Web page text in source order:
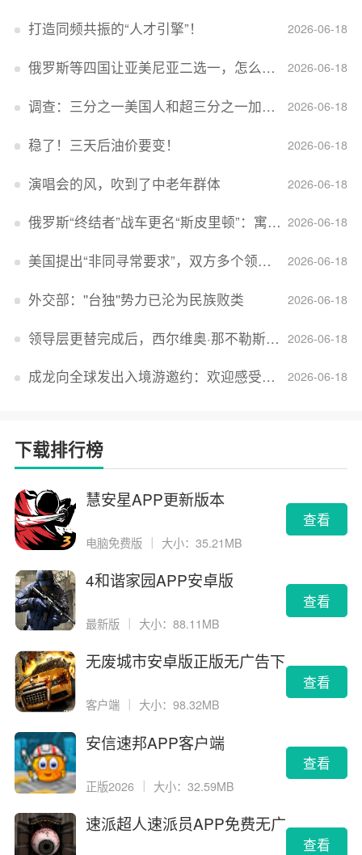
2026-06-18
打造同频共振的“人才引擎”！
2026-06-18
俄罗斯等四国让亚美尼亚二选一，怎么回事？
2026-06-18
调查：三分之一美国人和超三分之一加拿大人感到经济压力
2026-06-18
稳了！三天后油价要变！
2026-06-18
演唱会的风，吹到了中老年群体
2026-06-18
俄罗斯“终结者”战车更名“斯皮里顿”：寓意强大可靠，彰显俄精神力量
2026-06-18
美国提出“非同寻常要求”，双方多个领域分歧依旧，印美贸易谈判进入“关键阶段”
2026-06-18
外交部：''台独''势力已沦为民族败类
2026-06-18
领导层更替完成后，西尔维奥·那不勒斯出任Lucid首席执行官
2026-06-18
成龙向全球发出入境游邀约：欢迎感受无滤镜的真实中国
下载排行榜
慧安星APP更新版本
电脑免费版 ｜ 大小：35.21MB
查看
4和谐家园APP安卓版
最新版 大小：88.11MB
查看
无废城市安卓版正版无广告下
客户端 大小：98.32MB
查看
安信速邦APP客户端
正版2026 ｜ 大小：32.59MB
查看
速派超人速派员APP免费无广
查看